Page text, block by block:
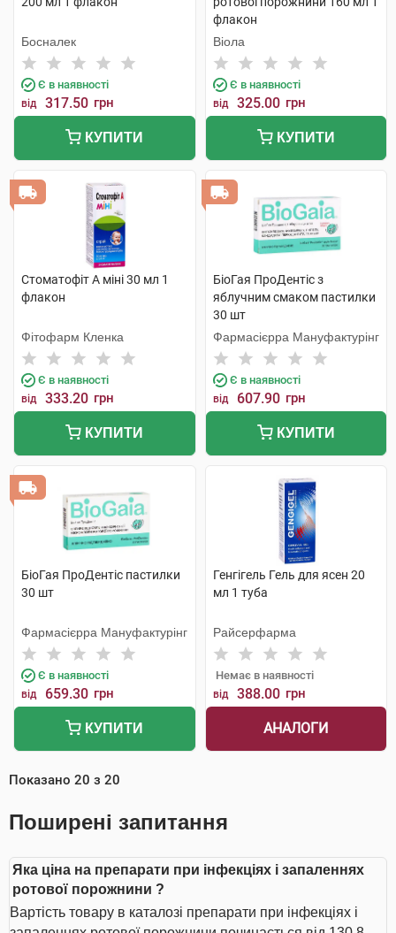
Босналек
Є в наявності
від 317.50 грн
КУПИТИ
флакон
Віола
Є в наявності
від 325.00 грн
КУПИТИ
Стоматофіт А міні 30 мл 1
флакон
Фітофарм Кленка
Є в наявності
від 333.20 грн
КУПИТИ
БіоГая ПроДентіс з
яблучним смаком пастилки
30 шт
Фармасієрра Мануфактурінг
Є в наявності
від 607.90 грн
КУПИТИ
БіоГая ПроДентіс пастилки
30 шт
Фармасієрра Мануфактурінг
Є в наявності
від 659.30 грн
КУПИТИ
Генгігель Гель для ясен 20
мл 1 туба
Райсерфарма
Немає в наявності
від 388.00 грн
АНАЛОГИ
Показано 20 з 20
Поширені запитання
Яка ціна на препарати при інфекціях і запаленнях
ротової порожнини ?
Вартість товару в каталозі препарати при інфекціях і